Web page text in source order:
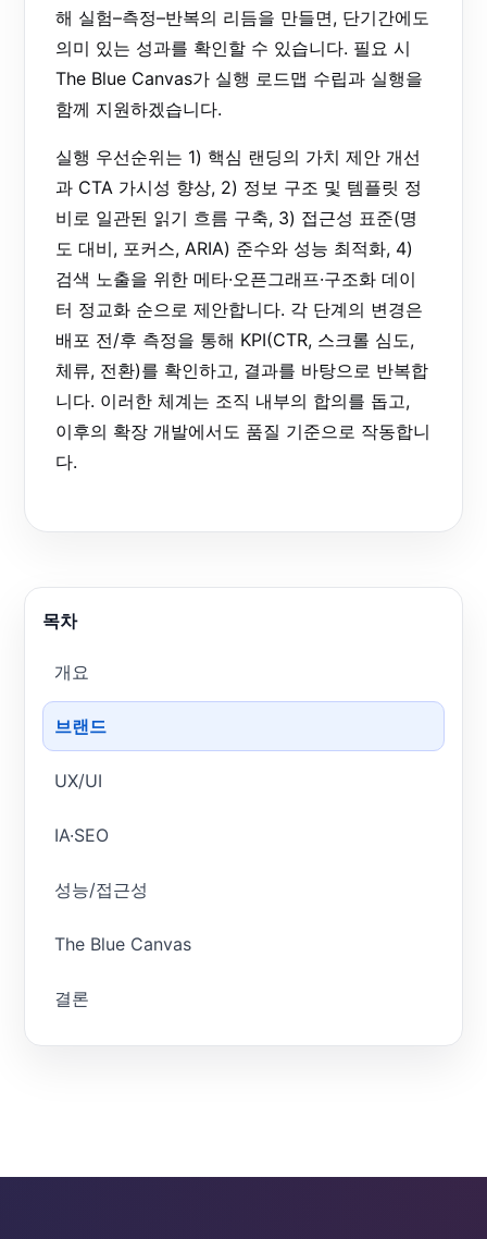
해 실험–측정–반복의 리듬을 만들면, 단기간에도
의미 있는 성과를 확인할 수 있습니다. 필요 시
The Blue Canvas가 실행 로드맵 수립과 실행을
함께 지원하겠습니다.
실행 우선순위는 1) 핵심 랜딩의 가치 제안 개선
과 CTA 가시성 향상, 2) 정보 구조 및 템플릿 정
비로 일관된 읽기 흐름 구축, 3) 접근성 표준(명
도 대비, 포커스, ARIA) 준수와 성능 최적화, 4)
검색 노출을 위한 메타·오픈그래프·구조화 데이
터 정교화 순으로 제안합니다. 각 단계의 변경은
배포 전/후 측정을 통해 KPI(CTR, 스크롤 심도,
체류, 전환)를 확인하고, 결과를 바탕으로 반복합
니다. 이러한 체계는 조직 내부의 합의를 돕고,
이후의 확장 개발에서도 품질 기준으로 작동합니
다.
목차
개요
브랜드
UX/UI
IA·SEO
성능/접근성
The Blue Canvas
결론